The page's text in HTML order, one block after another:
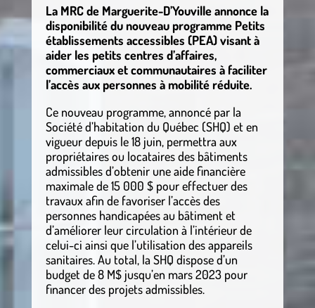
La MRC de Marguerite-D’Youville annonce la
disponibilité du nouveau programme Petits
établissements accessibles (PEA) visant à
aider les petits centres d’affaires,
commerciaux et communautaires à faciliter
l’accès aux personnes à mobilité réduite.
Ce nouveau programme, annoncé par la
Société d’habitation du Québec (SHQ) et en
vigueur depuis le 18 juin, permettra aux
propriétaires ou locataires des bâtiments
admissibles d’obtenir une aide financière
maximale de 15 000 $ pour effectuer des
travaux afin de favoriser l’accès des
personnes handicapées au bâtiment et
d’améliorer leur circulation à l’intérieur de
celui-ci ainsi que l’utilisation des appareils
sanitaires. Au total, la SHQ dispose d’un
budget de 8 M$ jusqu’en mars 2023 pour
financer des projets admissibles.